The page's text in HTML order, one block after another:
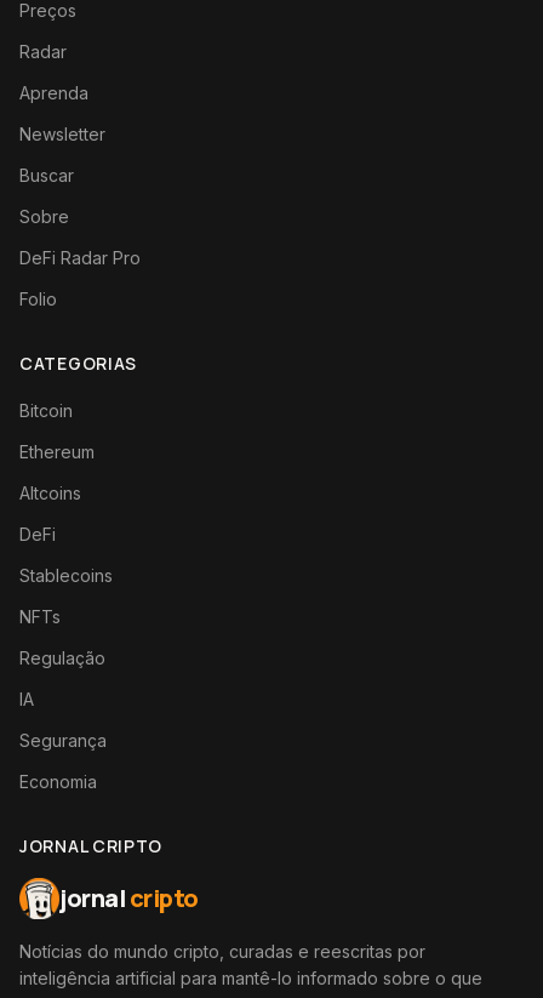
Preços
Radar
Aprenda
Newsletter
Buscar
Sobre
DeFi Radar Pro
Folio
CATEGORIAS
Bitcoin
Ethereum
Altcoins
DeFi
Stablecoins
NFTs
Regulação
IA
Segurança
Economia
JORNAL CRIPTO
jornalcripto
Notícias do mundo cripto, curadas e reescritas por
inteligência artificial para mantê-lo informado sobre o que